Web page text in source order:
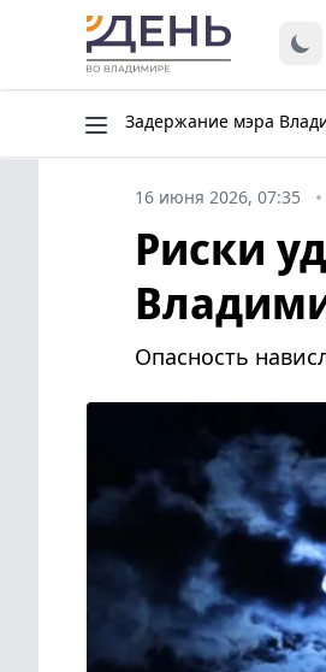
Задержание мэра
16 июня 2026, 07:35
Риски
Опасность